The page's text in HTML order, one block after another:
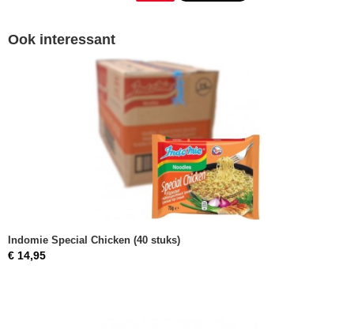
Ook interessant
Indomie Special Chicken (40 stuks)
€ 14,95